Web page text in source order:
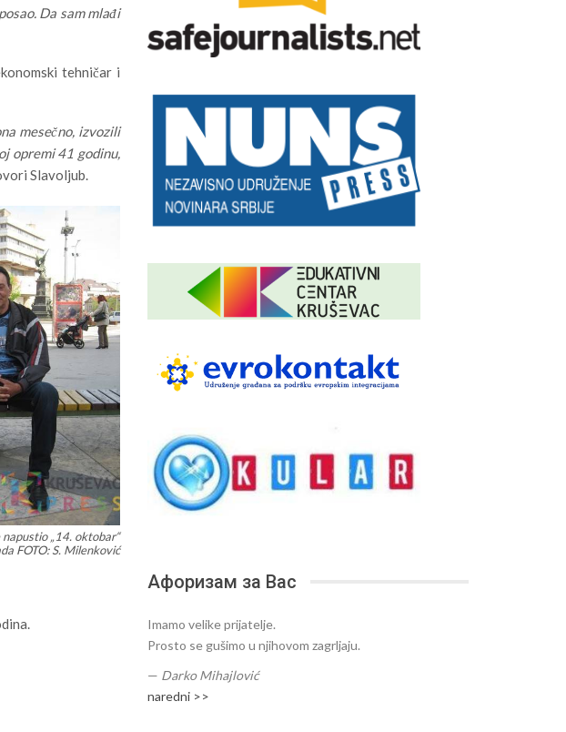
Da sam mlađi
tehničar i
mesečno, izvozili
opremi 41 godinu,
Slavoljub.
„14. oktobar“
FOTO: S. Milenković
Афоризам за Вас
Imamo velike prijatelje.
Prosto se gušimo u njihovom zagrljaju.
— Darko Mihajlović
naredni >>